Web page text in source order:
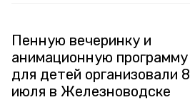
Пенную вечеринку и
анимационную программу
для детей организовали 8
июля в Железноводске